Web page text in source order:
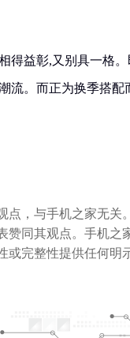
得益彰,又别具一格
流。而正为换季搭配
点，与手机之家无关
同其观点。手机之
或完整性提供任何明